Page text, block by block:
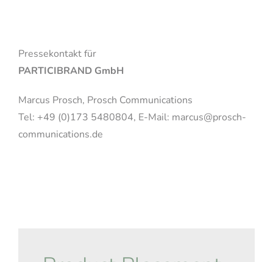
Pressekontakt für
PARTICIBRAND GmbH
Marcus Prosch, Prosch Communications
Tel: +49 (0)173 5480804, E-Mail: marcus@prosch-
communications.de